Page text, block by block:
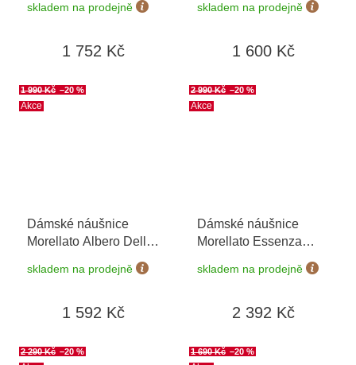
skladem na prodejně
1 752 Kč
skladem na prodejně
1 600 Kč
Akce
1 990 Kč –20 %
Dámské náušnice
Morellato Albero Della
skladem na prodejně
1 592 Kč
Akce
2 990 Kč –20 %
Dámské náušnice
Morellato Essenza
skladem na prodejně
2 392 Kč
2 290 Kč –20 % 1 690 Kč –20 %